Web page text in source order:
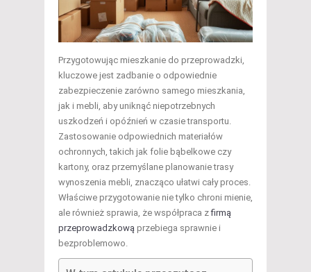
Przygotowując mieszkanie do przeprowadzki,
kluczowe jest zadbanie o odpowiednie
zabezpieczenie zarówno samego mieszkania,
jak i mebli, aby uniknąć niepotrzebnych
uszkodzeń i opóźnień w czasie transportu.
Zastosowanie odpowiednich materiałów
ochronnych, takich jak folie bąbelkowe czy
kartony, oraz przemyślane planowanie trasy
wynoszenia mebli, znacząco ułatwi cały proces.
Właściwe przygotowanie nie tylko chroni mienie,
ale również sprawia, że współpraca zfirmą
przeprowadzkową przebiega sprawnie i
bezproblemowo.